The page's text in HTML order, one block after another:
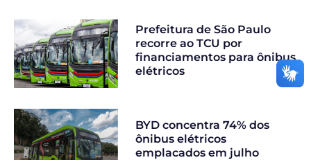
Prefeitura de São Paulo
recorre ao TCU por
financiamentos para ônibus
elétricos
BYD concentra 74% dos
ônibus elétricos
emplacados em julho